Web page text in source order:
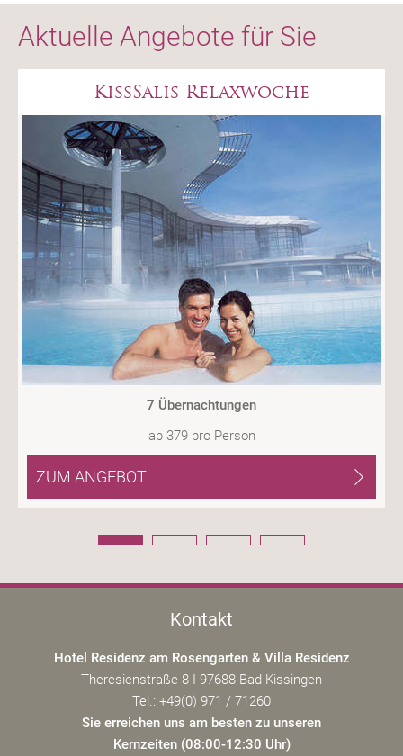
Aktuelle Angebote für Sie
KissSalis Relaxwoche
7 Übernachtungen
ab 379 pro Person
ZUM ANGEBOT
Kontakt
Hotel Residenz am Rosengarten & Villa Residenz
Theresienstraße 8 I 97688 Bad Kissingen
Tel.: +49(0) 971 / 71260
Sie erreichen uns am besten zu unseren
Kernzeiten (08:00-12:30 Uhr)